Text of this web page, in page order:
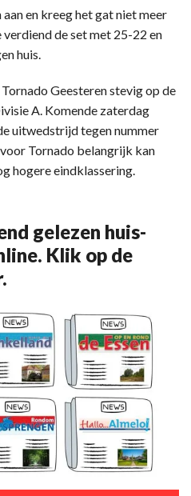
en kreeg het gat niet meer
de set met 25-22 en
huis.
Geesteren stevig op de
A. Komende zaterdag
uitwedstrijd tegen nummer
Tornado belangrijk kan
hogere eindklassering.
gelezen huis-
Klik op de